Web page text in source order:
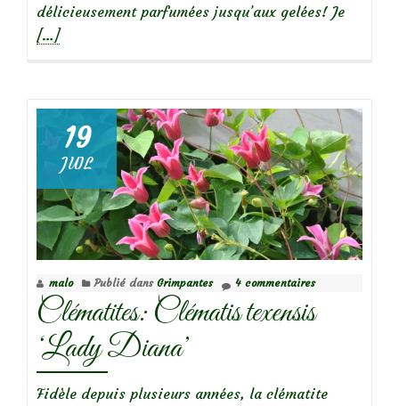
délicieusement parfumées jusqu’aux gelées! JeEn
Focus
sur
le
rosier
‘Mme
Alfred
[…]
19
JUIL
malo Publié dans Grimpantes 4 commentaires
Clématites: Clématis texensis
‘Lady Diana’
Fidèle depuis plusieurs années, la clématite